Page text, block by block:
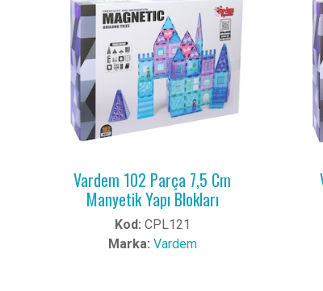
Vardem 102 Parça 7,5 Cm
Manyetik Yapı Blokları
Kod: CPL121
Marka: Vardem